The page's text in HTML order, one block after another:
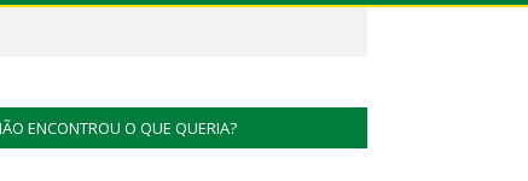
ENCONTROU O QUE QUERIA?